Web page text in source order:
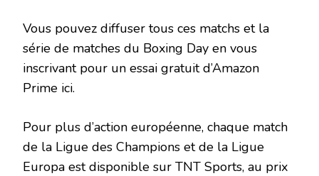
Vous pouvez diffuser tous ces matchs et la
série de matches du Boxing Day en vous
inscrivant pour un essai gratuit d’Amazon
Prime ici.
Pour plus d’action européenne, chaque match
de la Ligue des Champions et de la Ligue
Europa est disponible sur TNT Sports, au prix